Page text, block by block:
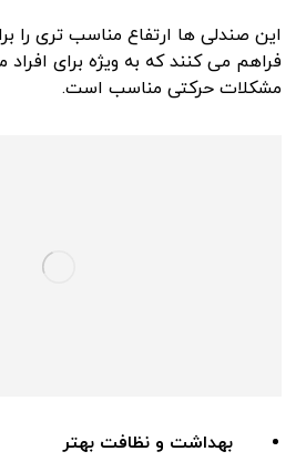
این صندلی ها ارتفاع مناسب تری را
فراهم می کنند که به ویژه برای افراد
مشکلات حرکتی مناسب است.
بهداشت و نظافت بهتر